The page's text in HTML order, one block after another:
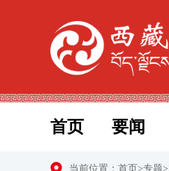
首页 要闻
当前位置： 首页 >专题>